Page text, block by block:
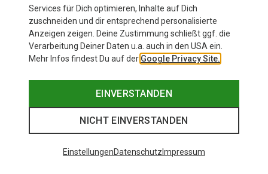
129,60 €
Services für Dich optimieren, Inhalte auf Dich
zuschneiden und dir entsprechend personalisierte
Anzeigen zeigen. Deine Zustimmung schließt ggf. die
Verarbeitung Deiner Daten u.a. auch in den USA ein.
Mehr Infos findest Du auf der Google Privacy Site.
EINVERSTANDEN
NICHT EINVERSTANDEN
EinstellungenDatenschutz Impressum